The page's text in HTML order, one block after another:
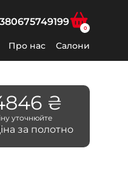
0
Про нас Салони
₴
уточнюйте
за полотно